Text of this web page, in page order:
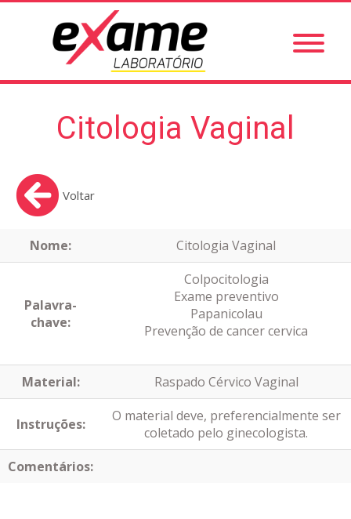
Citologia Vaginal
Voltar
Nome: Citologia Vaginal
Palavra-
chave:
Colpocitologia
Exame preventivo
Papanicolau
Prevenção de cancer cervica
Material: Raspado Cérvico Vaginal
Instruções:
O material deve, preferencialmente ser
coletado pelo ginecologista.
Comentários: